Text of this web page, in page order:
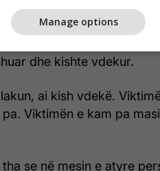
– tha dëshmitari.
se personi që ishte
dhe kishte vdekur.
ai kish vdekë.
Viktimën e kam pa
se në mesin e atyre
Manage options